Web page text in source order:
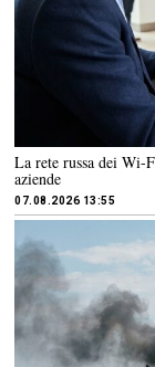
La rete russa dei
aziende
07.08.2026 13:55